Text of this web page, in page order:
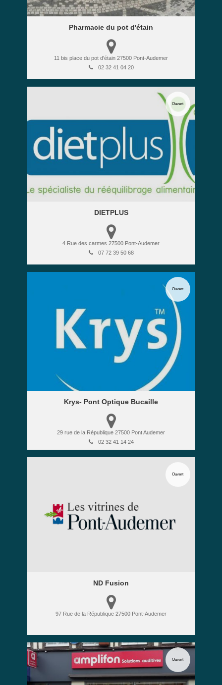
Pharmacie du pot d'étain
11 bis place du pot d'étain 27500 Pont-Audemer
02 32 41 04 20
DIETPLUS
4 Rue des carmes 27500 Pont-Audemer
07 72 39 50 68
Ouvert
Krys- Pont Optique Bucaille
29 rue de la République 27500 Pont Audemer
02 32 41 14 24
Ouvert
ND Fusion
97 Rue de la République 27500 Pont-Audemer
Ouvert
Ouvert